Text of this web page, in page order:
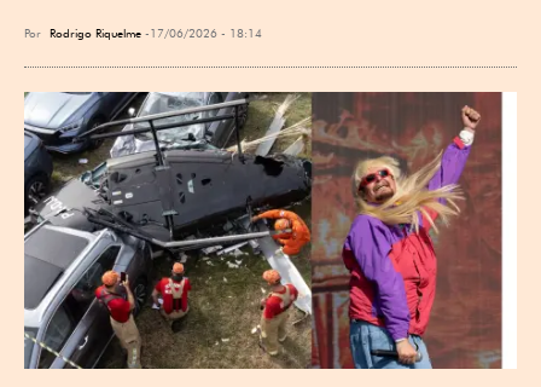
Por Rodrigo Riquelme 17/06/2026 - 18:14